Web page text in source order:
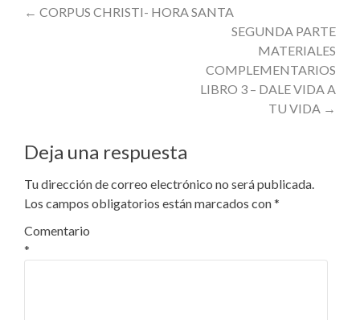
Post
← CORPUS CHRISTI- HORA SANTA
SEGUNDA PARTE
MATERIALES
COMPLEMENTARIOS
LIBRO 3 – DALE VIDA A
TU VIDA →
Deja una respuesta
Tu dirección de correo electrónico no será publicada.
Los campos obligatorios están marcados con*
Comentario
*